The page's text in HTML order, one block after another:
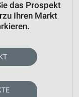
das Prospekt
Ihren Markt